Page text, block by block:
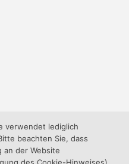
verwendet lediglich
beachten Sie, dass
an der Website